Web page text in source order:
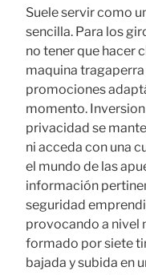
Suele servir como
sencilla. Para los
no tener que hacer
maquina
promociones
momento.
privacidad se
ni acceda con una
el mundo de las
información
seguridad
provocando a nivel
formado por siete
bajada y subida en